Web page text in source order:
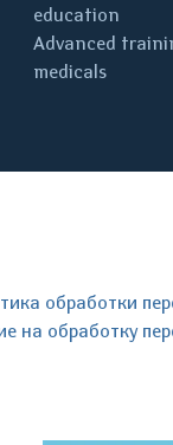
education
Advanced
medicals
обработки
на обработку